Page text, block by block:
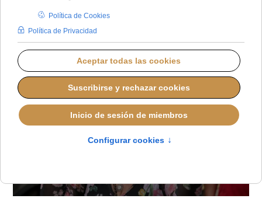
JUANA MORALES
AMÉRICA DEL NORTE
MIÉRCOLES, 13 MAYO 2026 08:40